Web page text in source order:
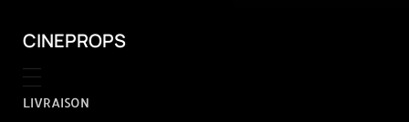
CINEPROPS
LIVRAISON